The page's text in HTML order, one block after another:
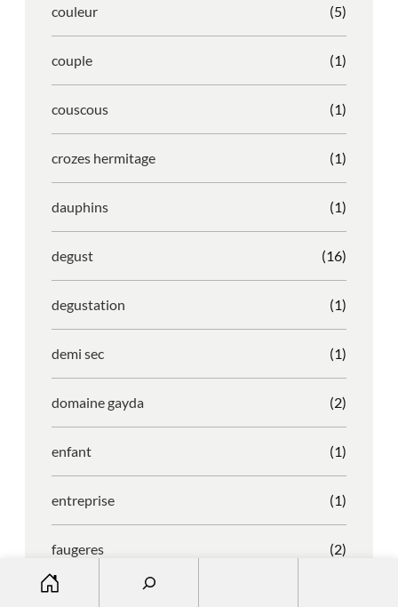
couleur (5)
couple (1)
couscous (1)
crozes hermitage (1)
dauphins (1)
degust (16)
degustation (1)
demi sec (1)
domaine gayda (2)
enfant (1)
entreprise (1)
faugeres (2)
faustino